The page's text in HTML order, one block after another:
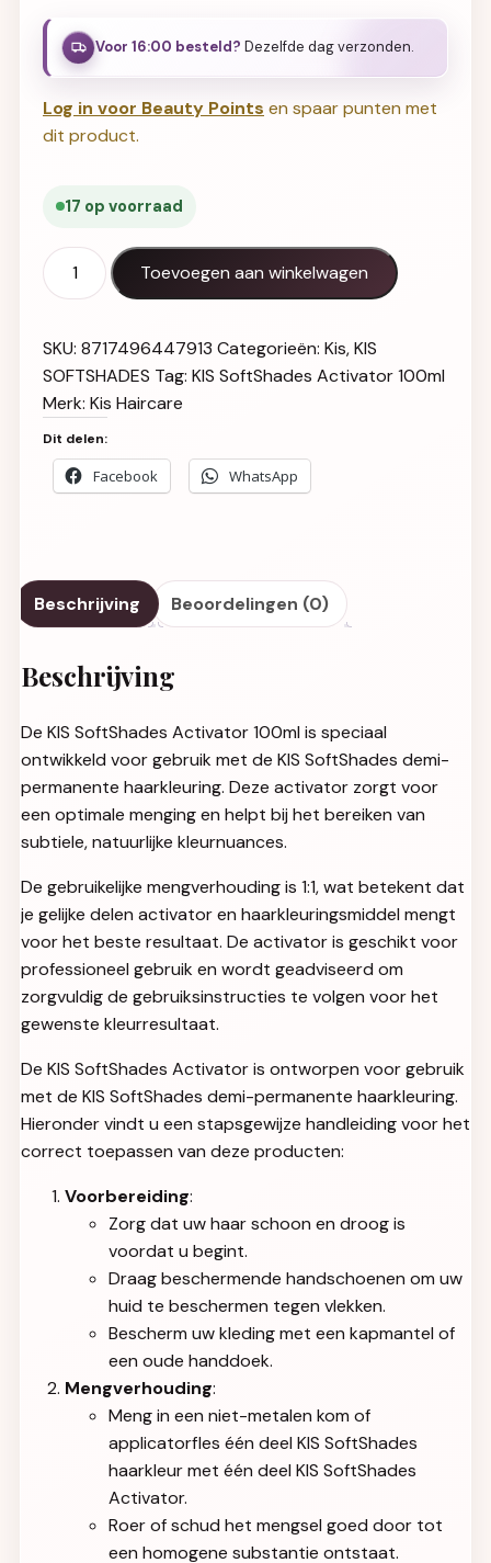
Voor 16:00 besteld? Dezelfde dag verzonden.
Log in voor Beauty Points en spaar punten met
dit product.
17 op voorraad
KIS SoftShades Activator 100ml aantal
Toevoegen aan winkelwagen
SKU: 8717496447913 Categorieën: Kis,KIS
SOFTSHADES Tag: KIS SoftShades Activator 100ml
Merk: Kis Haircare
Dit delen:
Facebook WhatsApp
Beschrijving Beoordelingen (0)
Beschrijving
De KIS SoftShades Activator 100ml is speciaal
ontwikkeld voor gebruik met de KIS SoftShades demi-
permanente haarkleuring. Deze activator zorgt voor
een optimale menging en helpt bij het bereiken van
subtiele, natuurlijke kleurnuances.
De gebruikelijke mengverhouding is 1:1, wat betekent dat
je gelijke delen activator en haarkleuringsmiddel mengt
voor het beste resultaat. De activator is geschikt voor
professioneel gebruik en wordt geadviseerd om
zorgvuldig de gebruiksinstructies te volgen voor het
gewenste kleurresultaat.
De KIS SoftShades Activator is ontworpen voor gebruik
met de KIS SoftShades demi-permanente haarkleuring.
Hieronder vindt u een stapsgewijze handleiding voor het
correct toepassen van deze producten:
Voorbereiding:
Zorg dat uw haar schoon en droog is
voordat u begint.
Draag beschermende handschoenen om uw
huid te beschermen tegen vlekken.
Bescherm uw kleding met een kapmantel of
een oude handdoek.
Mengverhouding:
Meng in een niet-metalen kom of
applicatorfles één deel KIS SoftShades
haarkleur met één deel KIS SoftShades
Activator.
Roer of schud het mengsel goed door tot
een homogene substantie ontstaat.